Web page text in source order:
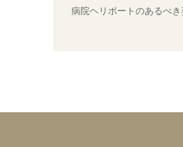
病院ヘリポートのあるべ